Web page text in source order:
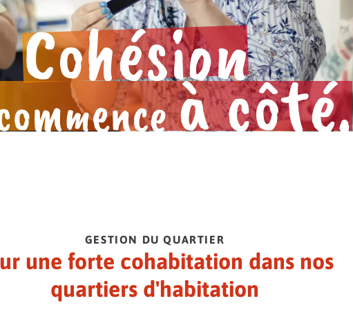
E.V.Cohésion
à côté.
GESTION DU QUARTIER
une forte cohabitation dans nos
quartiers d'habitation